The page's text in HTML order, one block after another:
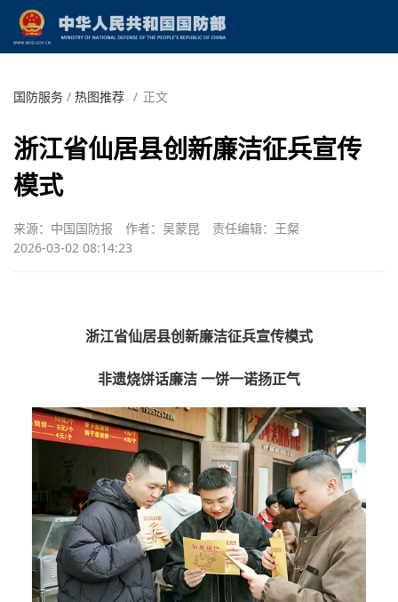
国防服务 / 热图推荐 / 正文
浙江省仙居县创新廉洁征兵宣传
模式
来源：中国国防报 作者：吴蒙昆
责任编辑：王粲
2026-03-02 08:14:23
浙江省仙居县创新廉洁征兵宣传模式
非遗烧饼话廉洁 一饼一诺扬正气